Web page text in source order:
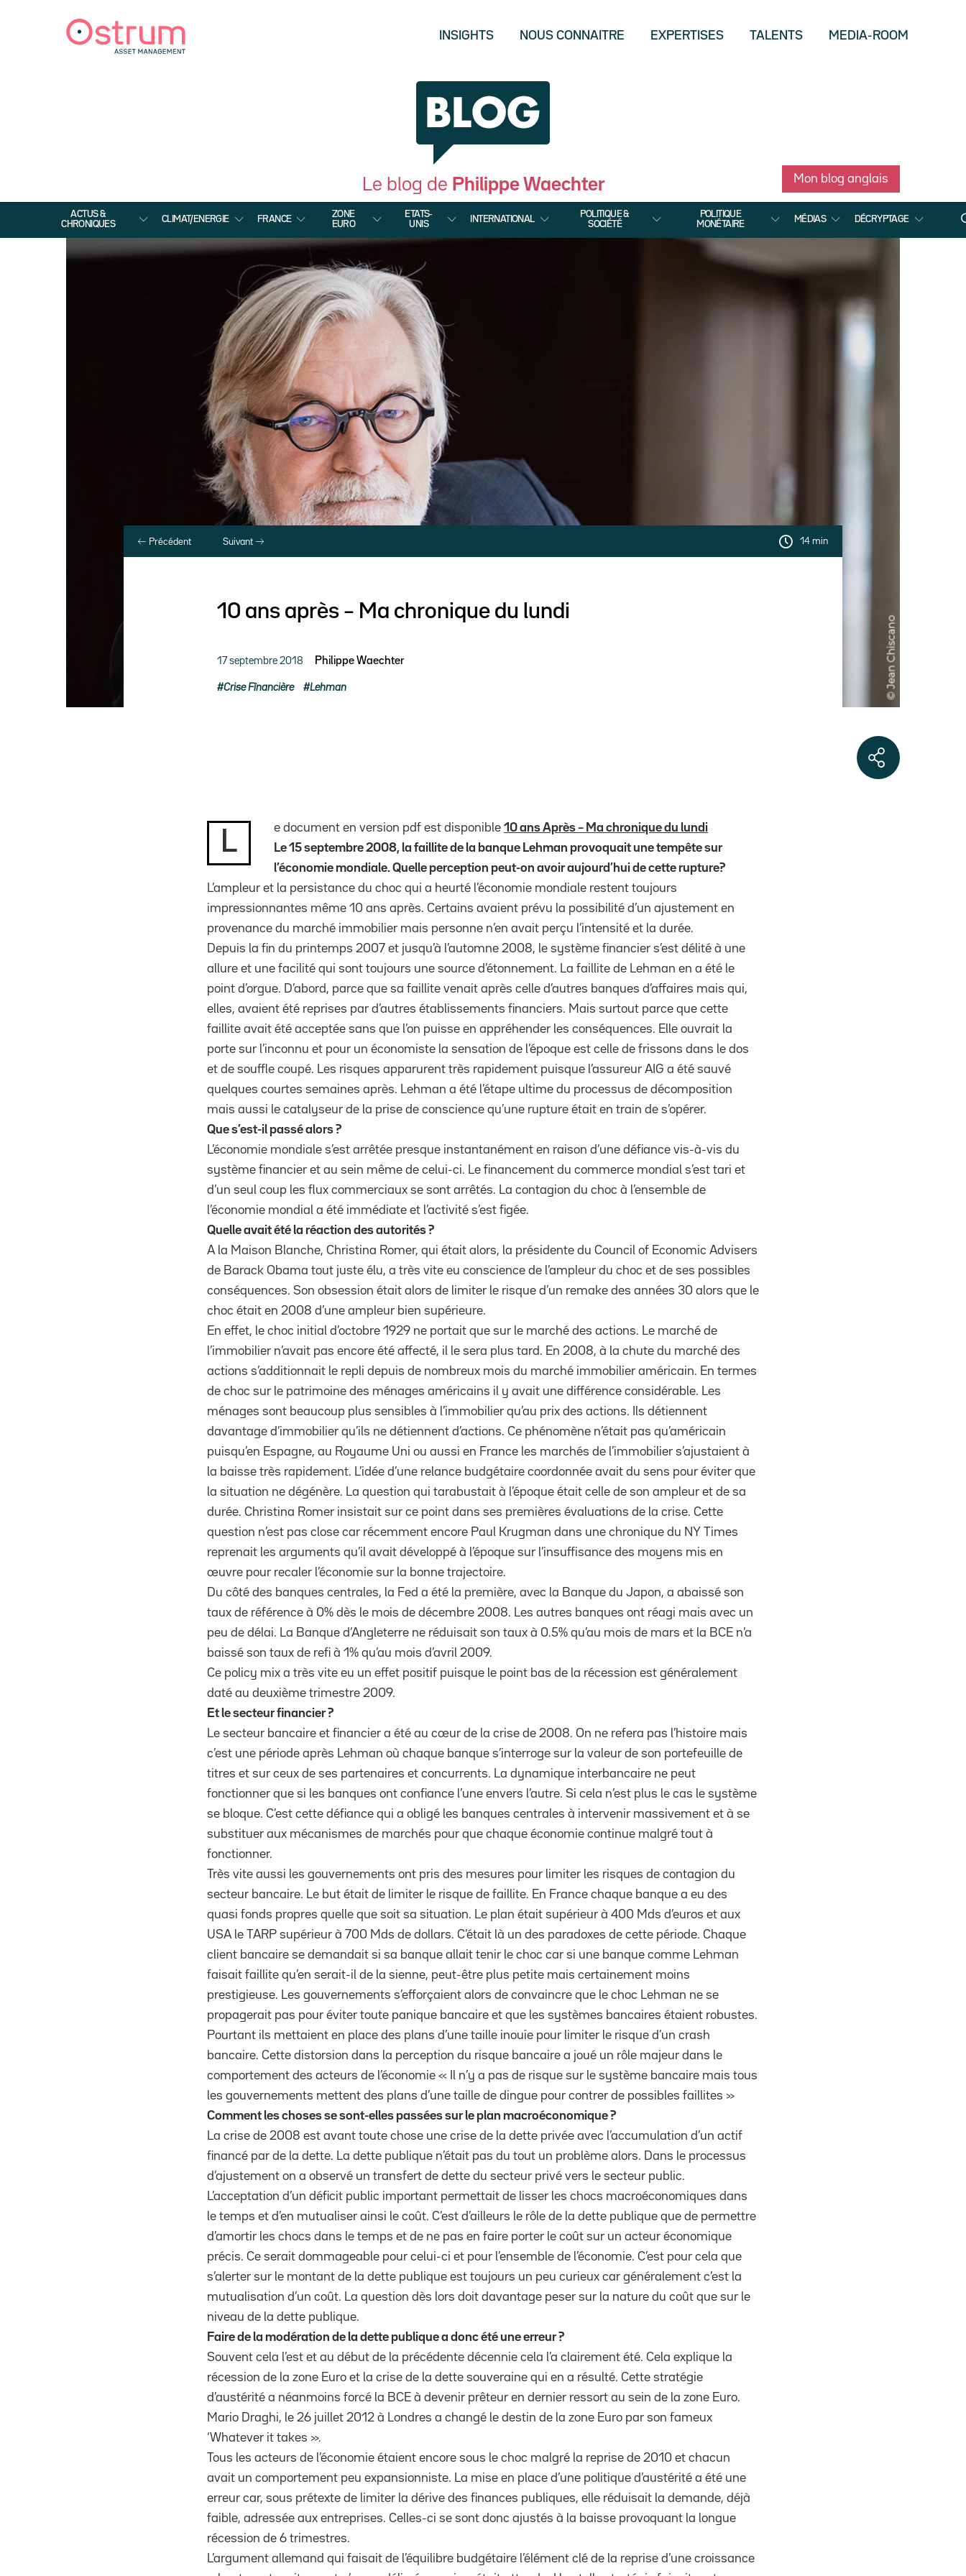
INSIGHTS NOUS CONNAITRE EXPERTISES TALENTS MEDIA-ROOM
Le blog de Philippe Waechter Mon blog anglais
ACTUS &
CHRONIQUES
CLIMAT/ENERGIE FRANCE
ZONE
EURO
ETATS-
UNIS
INTERNATIONAL
POLITIQUE &
SOCIÉTÉ
POLITIQUE
MONÉTAIRE
MÉDIAS DÉCRYPTAGE
Précédent Suivant 14 min
10 ans après – Ma chronique du lundi
17 septembre 2018 Philippe Waechter
Crise Fînancière Lehman
L
e document en version pdf est disponible 10 ans Après – Ma chronique du lundi
Le 15 septembre 2008, la faillite de la banque Lehman provoquait une tempête sur
l’économie mondiale. Quelle perception peut-on avoir aujourd’hui de cette rupture?
L’ampleur et la persistance du choc qui a heurté l’économie mondiale restent toujours
impressionnantes même 10 ans après. Certains avaient prévu la possibilité d’un ajustement en
provenance du marché immobilier mais personne n’en avait perçu l’intensité et la durée.
Depuis la fin du printemps 2007 et jusqu’à l’automne 2008, le système financier s’est délité à une
allure et une facilité qui sont toujours une source d’étonnement. La faillite de Lehman en a été le
point d’orgue. D’abord, parce que sa faillite venait après celle d’autres banques d’affaires mais qui,
elles, avaient été reprises par d’autres établissements financiers. Mais surtout parce que cette
faillite avait été acceptée sans que l’on puisse en appréhender les conséquences. Elle ouvrait la
porte sur l’inconnu et pour un économiste la sensation de l’époque est celle de frissons dans le dos
et de souffle coupé. Les risques apparurent très rapidement puisque l’assureur AIG a été sauvé
quelques courtes semaines après. Lehman a été l’étape ultime du processus de décomposition
mais aussi le catalyseur de la prise de conscience qu’une rupture était en train de s’opérer.
Que s’est-il passé alors ?
L’économie mondiale s’est arrêtée presque instantanément en raison d’une défiance vis-à-vis du
système financier et au sein même de celui-ci. Le financement du commerce mondial s’est tari et
d’un seul coup les flux commerciaux se sont arrêtés. La contagion du choc à l’ensemble de
l’économie mondial a été immédiate et l’activité s’est figée.
Quelle avait été la réaction des autorités ?
A la Maison Blanche, Christina Romer, qui était alors, la présidente du Council of Economic Advisers
de Barack Obama tout juste élu, a très vite eu conscience de l’ampleur du choc et de ses possibles
conséquences. Son obsession était alors de limiter le risque d’un remake des années 30 alors que le
choc était en 2008 d’une ampleur bien supérieure.
En effet, le choc initial d’octobre 1929 ne portait que sur le marché des actions. Le marché de
l’immobilier n’avait pas encore été affecté, il le sera plus tard. En 2008, à la chute du marché des
actions s’additionnait le repli depuis de nombreux mois du marché immobilier américain. En termes
de choc sur le patrimoine des ménages américains il y avait une différence considérable. Les
ménages sont beaucoup plus sensibles à l’immobilier qu’au prix des actions. Ils détiennent
davantage d’immobilier qu’ils ne détiennent d’actions. Ce phénomène n’était pas qu’américain
puisqu’en Espagne, au Royaume Uni ou aussi en France les marchés de l’immobilier s’ajustaient à
la baisse très rapidement. L’idée d’une relance budgétaire coordonnée avait du sens pour éviter que
la situation ne dégénère. La question qui tarabustait à l’époque était celle de son ampleur et de sa
durée. Christina Romer insistait sur ce point dans ses premières évaluations de la crise. Cette
question n’est pas close car récemment encore Paul Krugman dans une chronique du NY Times
reprenait les arguments qu’il avait développé à l’époque sur l’insuffisance des moyens mis en
œuvre pour recaler l’économie sur la bonne trajectoire.
Du côté des banques centrales, la Fed a été la première, avec la Banque du Japon, a abaissé son
taux de référence à 0% dès le mois de décembre 2008. Les autres banques ont réagi mais avec un
peu de délai. La Banque d’Angleterre ne réduisait son taux à 0.5% qu’au mois de mars et la BCE n’a
baissé son taux de refi à 1% qu’au mois d’avril 2009.
Ce policy mix a très vite eu un effet positif puisque le point bas de la récession est généralement
daté au deuxième trimestre 2009.
Et le secteur financier ?
Le secteur bancaire et financier a été au cœur de la crise de 2008. On ne refera pas l’histoire mais
c’est une période après Lehman où chaque banque s’interroge sur la valeur de son portefeuille de
titres et sur ceux de ses partenaires et concurrents. La dynamique interbancaire ne peut
fonctionner que si les banques ont confiance l’une envers l’autre. Si cela n’est plus le cas le système
se bloque. C’est cette défiance qui a obligé les banques centrales à intervenir massivement et à se
substituer aux mécanismes de marchés pour que chaque économie continue malgré tout à
fonctionner.
Très vite aussi les gouvernements ont pris des mesures pour limiter les risques de contagion du
secteur bancaire. Le but était de limiter le risque de faillite. En France chaque banque a eu des
quasi fonds propres quelle que soit sa situation. Le plan était supérieur à 400 Mds d’euros et aux
USA le TARP supérieur à 700 Mds de dollars. C’était là un des paradoxes de cette période. Chaque
client bancaire se demandait si sa banque allait tenir le choc car si une banque comme Lehman
faisait faillite qu’en serait-il de la sienne, peut-être plus petite mais certainement moins
prestigieuse. Les gouvernements s’efforçaient alors de convaincre que le choc Lehman ne se
propagerait pas pour éviter toute panique bancaire et que les systèmes bancaires étaient robustes.
Pourtant ils mettaient en place des plans d’une taille inouïe pour limiter le risque d’un crash
bancaire. Cette distorsion dans la perception du risque bancaire a joué un rôle majeur dans le
comportement des acteurs de l’économie « Il n’y a pas de risque sur le système bancaire mais tous
les gouvernements mettent des plans d’une taille de dingue pour contrer de possibles faillites »
Comment les choses se sont-elles passées sur le plan macroéconomique ?
La crise de 2008 est avant toute chose une crise de la dette privée avec l’accumulation d’un actif
financé par de la dette. La dette publique n’était pas du tout un problème alors. Dans le processus
d’ajustement on a observé un transfert de dette du secteur privé vers le secteur public.
L’acceptation d’un déficit public important permettait de lisser les chocs macroéconomiques dans
le temps et d’en mutualiser ainsi le coût. C’est d’ailleurs le rôle de la dette publique que de permettre
d’amortir les chocs dans le temps et de ne pas en faire porter le coût sur un acteur économique
précis. Ce serait dommageable pour celui-ci et pour l’ensemble de l’économie. C’est pour cela que
s’alerter sur le montant de la dette publique est toujours un peu curieux car généralement c’est la
mutualisation d’un coût. La question dès lors doit davantage peser sur la nature du coût que sur le
niveau de la dette publique.
Faire de la modération de la dette publique a donc été une erreur ?
Souvent cela l’est et au début de la précédente décennie cela l’a clairement été. Cela explique la
récession de la zone Euro et la crise de la dette souveraine qui en a résulté. Cette stratégie
d’austérité a néanmoins forcé la BCE à devenir prêteur en dernier ressort au sein de la zone Euro.
Mario Draghi, le 26 juillet 2012 à Londres a changé le destin de la zone Euro par son fameux
‘Whatever it takes ».
Tous les acteurs de l’économie étaient encore sous le choc malgré la reprise de 2010 et chacun
avait un comportement peu expansionniste. La mise en place d’une politique d’austérité a été une
erreur car, sous prétexte de limiter la dérive des finances publiques, elle réduisait la demande, déjà
faible, adressée aux entreprises. Celles-ci se sont donc ajustés à la baisse provoquant la longue
récession de 6 trimestres.
L’argument allemand qui faisait de l’équilibre budgétaire l’élément clé de la reprise d’une croissance